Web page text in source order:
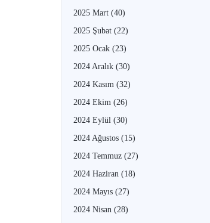
2025 Mart (40)
2025 Şubat (22)
2025 Ocak (23)
2024 Aralık (30)
2024 Kasım (32)
2024 Ekim (26)
2024 Eylül (30)
2024 Ağustos (15)
2024 Temmuz (27)
2024 Haziran (18)
2024 Mayıs (27)
2024 Nisan (28)